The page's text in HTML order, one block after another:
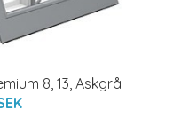
8, 13, Askgrå